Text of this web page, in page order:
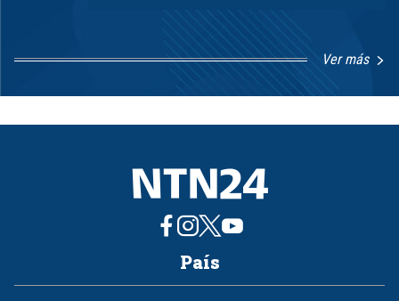
Ver más
1
8
País